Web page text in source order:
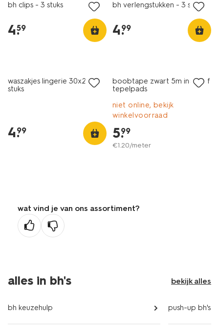
bh clips - 3 stuks
4.
59
bh verlengstukken - 3 stuks
4.
99
waszakjes lingerie 30x22 - 2
stuks
4.
99
boobtape zwart 5m inclusief
tepelpads
niet online, bekijk
winkelvoorraad
5.
99
€1.20/meter
wat vind je van ons assortiment?
alles in bh's bekijk alles
bh keuzehulp push-up bh's